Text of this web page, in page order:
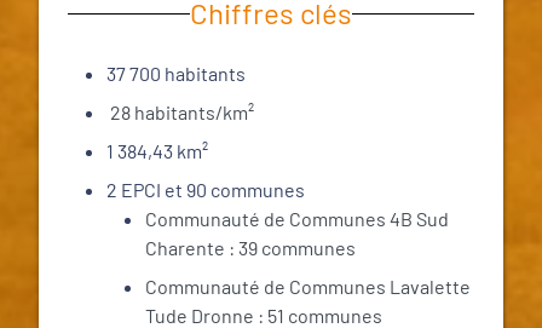
Chiffres clés
37 700 habitants
28 habitants/km²
1 384,43 km²
2 EPCI et 90 communes
Communauté de Communes 4B Sud
Charente : 39 communes
Communauté de Communes Lavalette
Tude Dronne : 51 communes